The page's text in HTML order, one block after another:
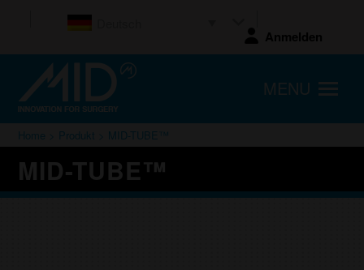
Anmelden
MENU
Home Produkt > MID-TUBE™
MID-TUBE™